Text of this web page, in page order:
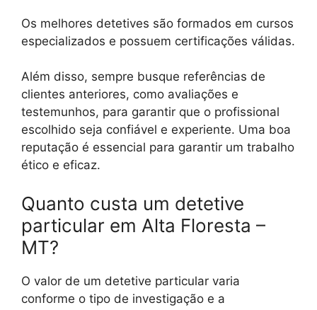
Os melhores detetives são formados em cursos
especializados e possuem certificações válidas.
Além disso, sempre busque referências de
clientes anteriores, como avaliações e
testemunhos, para garantir que o profissional
escolhido seja confiável e experiente. Uma boa
reputação é essencial para garantir um trabalho
ético e eficaz.
Quanto custa um detetive
particular em Alta Floresta –
MT?
O valor de um detetive particular varia
conforme o tipo de investigação e a